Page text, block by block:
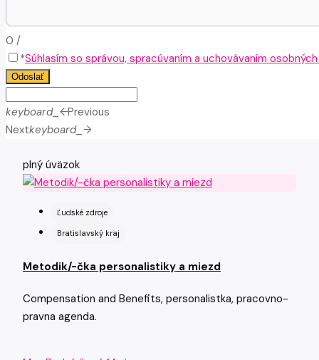
0 /
*Súhlasím so správou, spracúvaním a uchovávaním
Odoslať
keyboard_arrow_leftPrevious
Nextkeyboard_arrow_right
plný úväzok
Ľudské zdroje
Bratislavský kraj
Metodik/-čka personalistiky a miezd
Compensation and Benefits, personalistka, pracovno-
pravna agenda.